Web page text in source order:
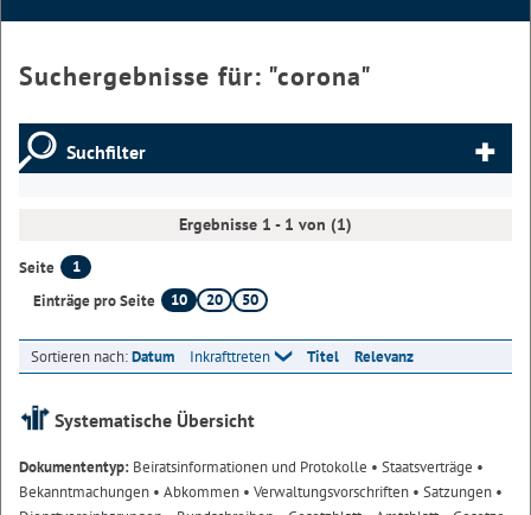
Suchergebnisse für: "corona"
Suchfilter
Ergebnisse 1 - 1 von (1)
Seite
1
Einträge pro Seite
10 20 50
Sortieren nach:Datum Inkrafttreten Titel Relevanz
Systematische Übersicht
Dokumententyp: Beiratsinformationen und Protokolle • Staatsverträge •
Bekanntmachungen • Abkommen • Verwaltungsvorschriften • Satzungen •